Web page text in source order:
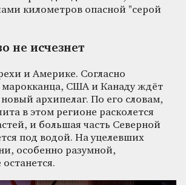
километров опасной "серой
не исчезнет
и Америке. Согласно
марокканца, США и Канаду ждёт
архипелаг. По его словам,
в этом регионе расколется
и большая часть Северной
под водой. На уцелевших
особенно разумной,